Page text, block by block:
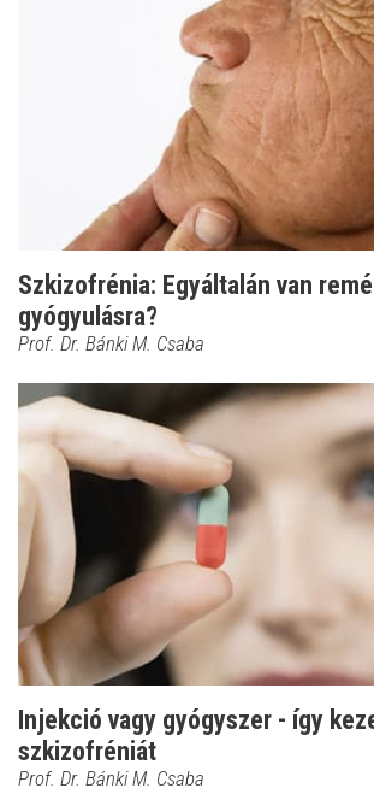
Szkizofrénia: Egyáltalán van
gyógyulásra?
Prof. Dr. Bánki M. Csaba
Injekció vagy gyógyszer - így
szkizofréniát
Prof. Dr. Bánki M. Csaba